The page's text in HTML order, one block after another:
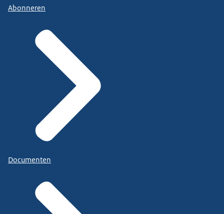
Abonneren
Documenten